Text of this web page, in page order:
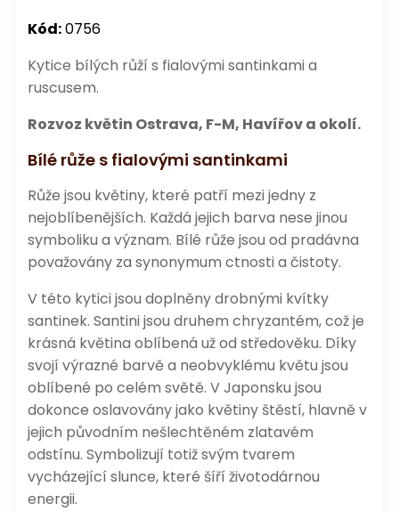
Kód:0756
Kytice bílých růží s fialovými santinkami a
ruscusem.
Rozvoz květin Ostrava, F-M, Havířov a okolí.
Bílé růže s fialovými santinkami
Růže jsou květiny, které patří mezi jedny z
nejoblíbenějších. Každá jejich barva nese jinou
symboliku a význam. Bílé růže jsou od pradávna
považovány za synonymum ctnosti a čistoty.
V této kytici jsou doplněny drobnými kvítky
santinek. Santini jsou druhem chryzantém, což je
krásná květina oblíbená už od středověku. Díky
svojí výrazné barvě a neobvyklému květu jsou
oblíbené po celém světě. V Japonsku jsou
dokonce oslavovány jako květiny štěstí, hlavně v
jejich původním nešlechtěném zlatavém
odstínu. Symbolizují totiž svým tvarem
vycházející slunce, které šíří životodárnou
energii.